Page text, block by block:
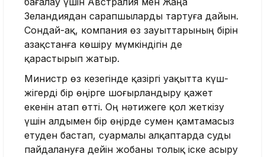
Зеландиядан сарапшыларды тартуға дайын.
Сондай-ақ, компания өз зауыттарының бірін
Қазақстанға көшіру мүмкіндігін де
қарастырып жатыр.
Министр өз кезегінде қазіргі уақытта күш-
жігерді бір өңірге шоғырландыру қажет
екенін атап өтті. Оң нәтижеге қол жеткізу
үшін алдымен бір өңірде сумен қамтамасыз
етуден бастап, суармалы алқаптарда суды
пайдалануға дейін жобаны толық іске асыру